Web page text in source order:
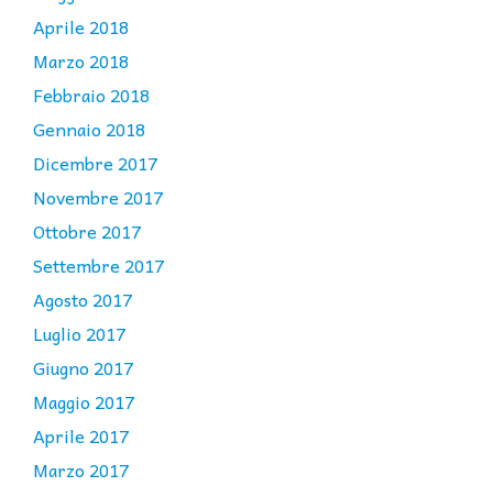
Aprile 2018
Marzo 2018
Febbraio 2018
Gennaio 2018
Dicembre 2017
Novembre 2017
Ottobre 2017
Settembre 2017
Agosto 2017
Luglio 2017
Giugno 2017
Maggio 2017
Aprile 2017
Marzo 2017